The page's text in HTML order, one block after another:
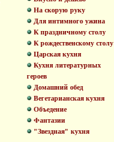
На скорую руку
Для интимного ужина
К праздничному столу
К рождественскому столу
Царская кухня
Кухня литературных
героев
Домашний обед
Вегетарианская кухня
Объедение
Фантазии
"Звездная" кухня